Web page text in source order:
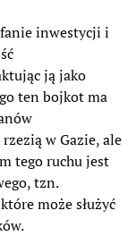
inwestycji i
ją jako
ten bojkot ma
w Gazie, ale
tego ruchu jest
tzn.
może służyć